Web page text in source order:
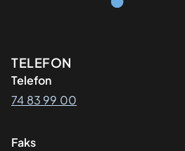
Kontaktinformasjon
TELEFON
Telefon
74 83 99 00
Faks